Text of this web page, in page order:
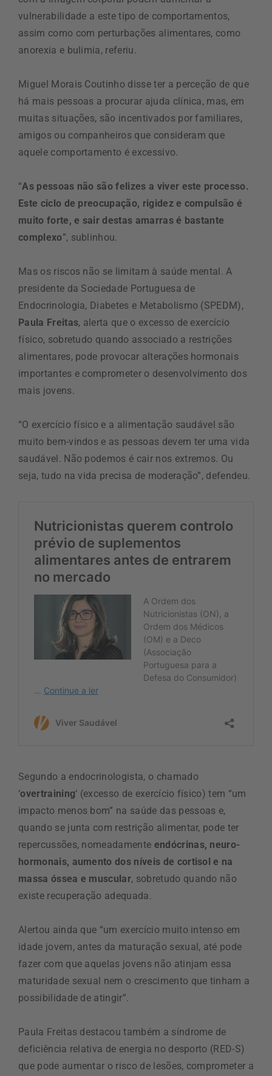
vulnerabilidade a este tipo de comportamentos,
assim como com perturbações alimentares, como
anorexia e bulimia, referiu.
Miguel Morais Coutinho disse ter a perceção de que
há mais pessoas a procurar ajuda clínica, mas, em
muitas situações, são incentivados por familiares,
amigos ou companheiros que consideram que
aquele comportamento é excessivo.
“As pessoas não são felizes a viver este processo.
Este ciclo de preocupação, rigidez e compulsão é
muito forte, e sair destas amarras é bastante
complexo”, sublinhou.
Mas os riscos não se limitam à saúde mental. A
presidente da Sociedade Portuguesa de
Endocrinologia, Diabetes e Metabolismo (SPEDM),
Paula Freitas, alerta que o excesso de exercício
físico, sobretudo quando associado a restrições
alimentares, pode provocar alterações hormonais
importantes e comprometer o desenvolvimento dos
mais jovens.
“O exercício físico e a alimentação saudável são
muito bem-vindos e as pessoas devem ter uma vida
saudável. Não podemos é cair nos extremos. Ou
seja, tudo na vida precisa de moderação”, defendeu.
Segundo a endocrinologista, o chamado
‘overtraining‘ (excesso de exercício físico) tem “um
impacto menos bom” na saúde das pessoas e,
quando se junta com restrição alimentar, pode ter
repercussões, nomeadamente endócrinas, neuro-
hormonais, aumento dos níveis de cortisol e na
massa óssea e muscular, sobretudo quando não
existe recuperação adequada.
Alertou ainda que “um exercício muito intenso em
idade jovem, antes da maturação sexual, até pode
fazer com que aquelas jovens não atinjam essa
maturidade sexual nem o crescimento que tinham a
possibilidade de atingir”.
Paula Freitas destacou também a síndrome de
deficiência relativa de energia no desporto (RED-S)
que pode aumentar o risco de lesões, comprometer a